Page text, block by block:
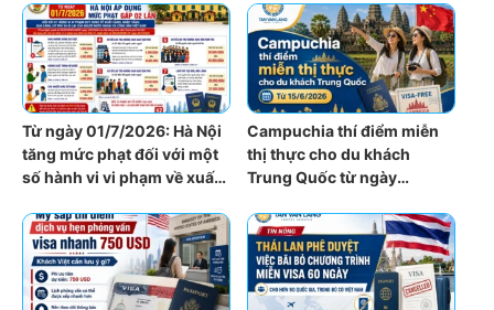
Từ ngày 01/7/2026: Hà Nội
tăng mức phạt đối với một
số hành vi vi phạm về xuất
Campuchia thí điểm miễn
thị thực cho du khách
Trung Quốc từ ngày